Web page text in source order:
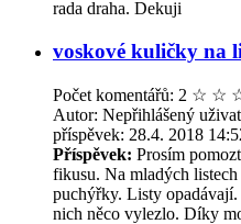
rada draha. Dekuji
voskové kuličky na
Počet komentářů: 2 ☆ ☆
Autor: Nepřihlášený
příspěvek: 28.4. 2018
Příspěvek: Prosím
fikusu. Na mladých
puchýřky. Listy
nich něco vylezlo. Díky